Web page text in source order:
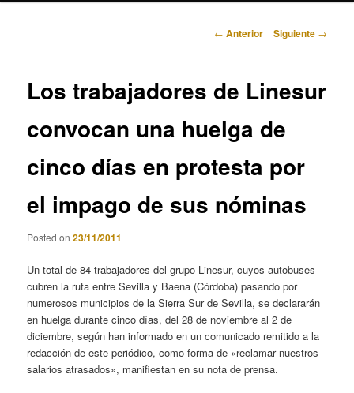
Navegación
← Anterior Siguiente →
Los trabajadores de Linesur
convocan una huelga de
cinco días en protesta por
el impago de sus nóminas
Posted on23/11/2011
Un total de 84 trabajadores del grupo Linesur, cuyos autobuses
cubren la ruta entre Sevilla y Baena (Córdoba) pasando por
numerosos municipios de la Sierra Sur de Sevilla, se declararán
en huelga durante cinco días, del 28 de noviembre al 2 de
diciembre, según han informado en un comunicado remitido a la
redacción de este periódico, como forma de «reclamar nuestros
salarios atrasados», manifiestan en su nota de prensa.